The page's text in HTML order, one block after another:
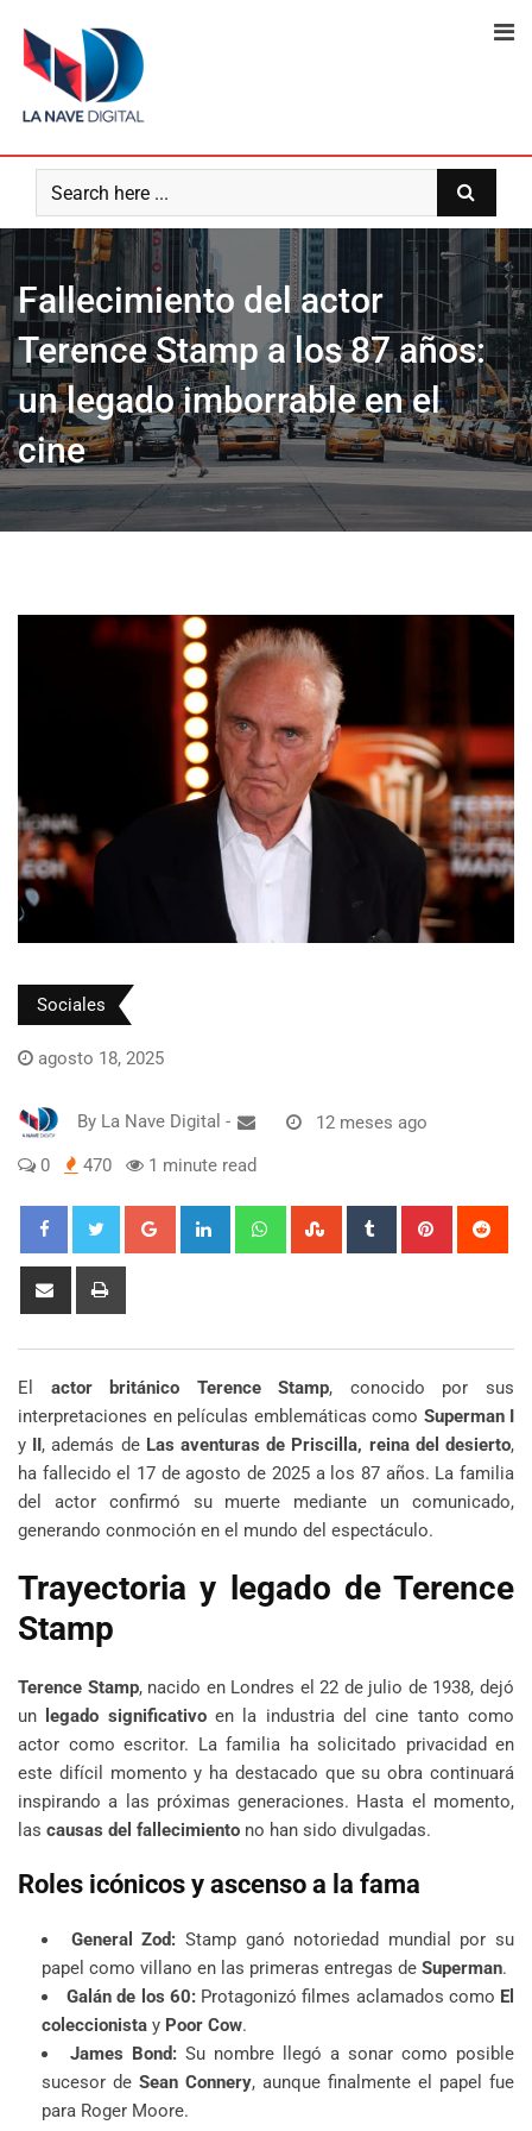
content
Fallecimiento del actor
Terence Stamp a los 87 años:
un legado imborrable en el
cine
Sociales
agosto 18, 2025
By La Nave Digital - 12 meses ago
0 470 1 minute read
Google+ LinkedIn WhatsappStumbleUpon
Tumblr Pinterest
Share
El actor británico Terence Stamp, conocido por sus
interpretaciones en películas emblemáticas como Superman I
y
, además de Las aventuras de Priscilla, reina del desierto,
ha fallecido el 17 de agosto de 2025 a los 87 años. La familia
del actor confirmó su muerte mediante un comunicado,
generando conmoción en el mundo del espectáculo.
Trayectoria y legado de Terence
Stamp
Terence Stamp, nacido en Londres el 22 de julio de 1938, dejó
un
legado significativoen la industria del cine tanto como
actor como escritor. La familia ha solicitado privacidad en
este difícil momento y ha destacado que su obra continuará
inspirando a las próximas generaciones. Hasta el momento,
las causas del fallecimiento no han sido divulgadas.
Roles icónicos y ascenso a la fama
General Zod: Stamp ganó notoriedad mundial por su
papel como villano en las primeras entregas de Superman.
Galán de los 60:Protagonizó filmes aclamados como El
coleccionista y Poor Cow.
James Bond: Su nombre llegó a sonar como posible
sucesor de Sean Connery, aunque finalmente el papel fue
para Roger Moore.